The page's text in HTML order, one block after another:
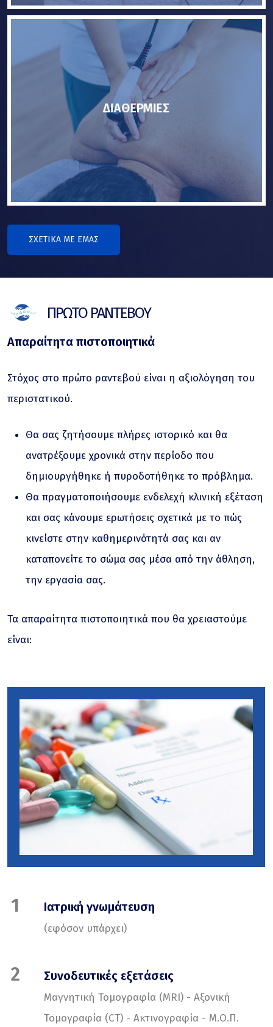
ΔΙΑΘΕΡΜΙΕΣ
ΣΧΕΤΙΚΑ ΜΕ ΕΜΑΣ
ΠΡΩΤΟ ΡΑΝΤΕΒΟΥ
Απαραίτητα πιστοποιητικά
Στόχος στο πρώτο ραντεβού είναι η αξιολόγηση του
περιστατικού.
Θα σας ζητήσουμε πλήρες ιστορικό και θα
ανατρέξουμε χρονικά στην περίοδο που
δημιουργήθηκε ή πυροδοτήθηκε το πρόβλημα.
Θα πραγματοποιήσουμε ενδελεχή κλινική εξέταση
και σας κάνουμε ερωτήσεις σχετικά με το πώς
κινείστε στην καθημερινότητά σας και αν
καταπονείτε το σώμα σας μέσα από την άθληση,
την εργασία σας.
Τα απαραίτητα πιστοποιητικά που θα χρειαστούμε
είναι:
1 Ιατρική γνωμάτευση
(εφόσον υπάρχει)
2 Συνοδευτικές εξετάσεις
Μαγνητική Τομογραφία (ΜRI) - Αξονική
Τομογραφία (CT) - Ακτινογραφία - Μ.Ο.Π.